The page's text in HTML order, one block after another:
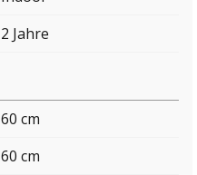
2 Jahre
60 cm
60 cm